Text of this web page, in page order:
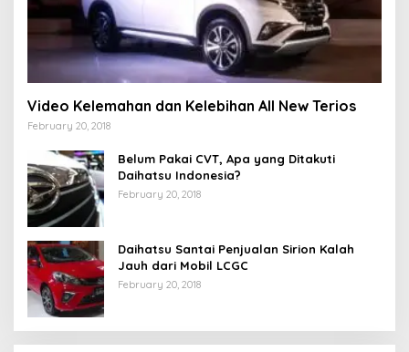
Video Kelemahan dan Kelebihan All New Terios
February 20, 2018
Belum Pakai CVT, Apa yang Ditakuti
Daihatsu Indonesia?
February 20, 2018
Daihatsu Santai Penjualan Sirion Kalah
Jauh dari Mobil LCGC
February 20, 2018
Strategi PPP Menangkan Duet Ganjar dan Gus
Yasin